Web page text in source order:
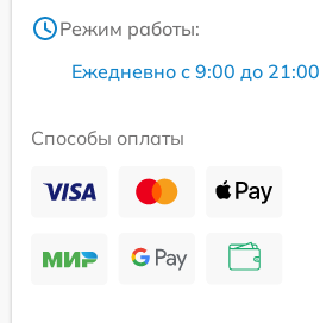
Режим работы:
Ежедневно с 9:00 до 21:00
Способы оплаты